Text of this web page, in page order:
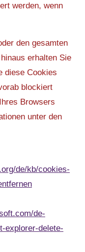
werden, wenn
den gesamten
erhalten Sie
diese Cookies
blockiert
Browsers
unter den
de/kb/cookies-
de-
explorer-delete-